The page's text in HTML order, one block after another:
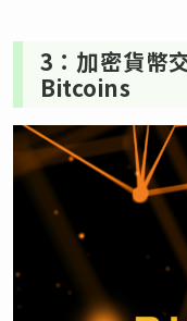
3：加密貨幣
Bitcoins